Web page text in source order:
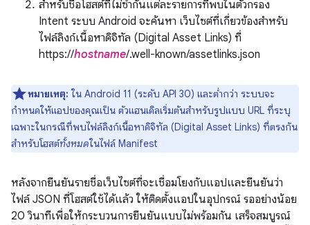
สำหรับชื่อโฮสต์ที่ไม่ซ้ำกันแต่ละรายการที่พบในตัวกรอง
Intent ระบบ Android จะค้นหา เว็บไซต์ที่เกี่ยวข้องสำหรับ
ไฟล์ลิงก์เนื้อหาดิจิทัล (Digital Asset Links) ที่
https://hostname/.well-known/assetlinks.json
หมายเหตุ: ใน Android 11 (ระดับ API 30) และต่ำกว่า ระบบจะ
กำหนดให้แอปของคุณเป็น ตัวแฮนเดิลเริ่มต้นสำหรับรูปแบบ URL ที่ระบุ
เฉพาะในกรณีที่พบไฟล์ลิงก์เนื้อหาดิจิทัล (Digital Asset Links) ที่ตรงกัน
สำหรับโฮสต์ทั้งหมดในไฟล์ Manifest
หลังจากยืนยันรายชื่อเว็บไซต์ที่จะเชื่อมโยงกับแอปและยืนยันว่า
ไฟล์ JSON ที่โฮสต์ใช้ได้แล้ว ให้ติดตั้งแอปในอุปกรณ์ รออย่างน้อย
20 วินาทีเพื่อให้กระบวนการยืนยันแบบไม่พร้อมกัน เสร็จสมบูรณ์